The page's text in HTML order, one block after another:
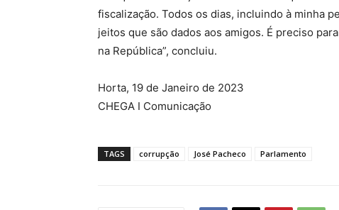
fiscalização. Todos os dias, incluindo à minha
jeitos que são dados aos amigos. É preciso
na República”, concluiu.
Horta, 19 de Janeiro de 2023
CHEGA I Comunicação
TAGS corrupção José Pacheco Parlamento